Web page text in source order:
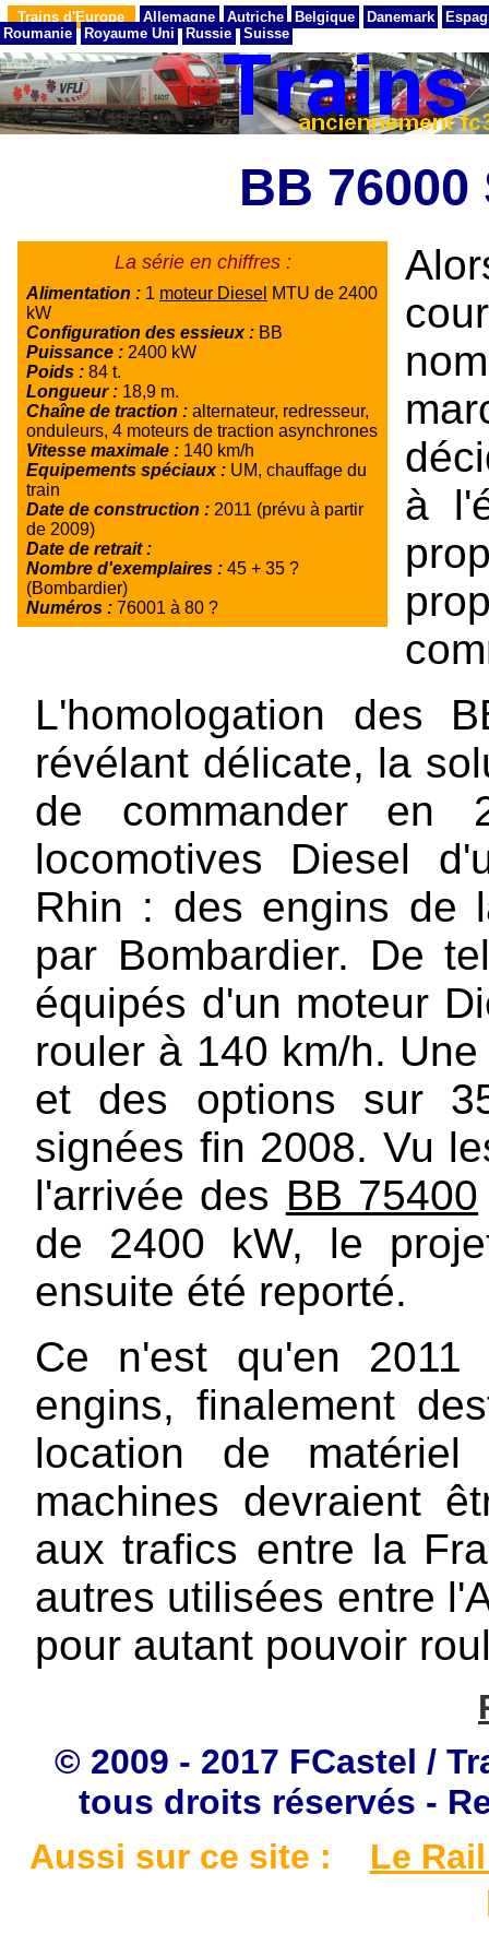
Trains d'Europe Allemagne Autriche Belgique Danemark
Roumanie
Royaume Uni Russie Suisse
BB 76000
La série en chiffres :
Alimentation : 1 moteur Diesel MTU de 2400
kW
Configuration des essieux : BB
Puissance : 2400 kW
Poids : 84 t.
Longueur : 18,9 m.
Chaîne de traction : alternateur, redresseur,
onduleurs, 4 moteurs de traction asynchrones
Vitesse maximale : 140 km/h
Equipements spéciaux : UM, chauffage du
train
Date de construction : 2011 (prévu à partir
de 2009)
Date de retrait :
Nombre d'exemplaires : 45 + 35 ?
(Bombardier)
Numéros : 76001 à 80 ?
à
L'homologation des
révélant délicate, la
de commander en
locomotives Diesel
Rhin : des engins de
par Bombardier. De
équipés d'un moteur
rouler à 140 km/h.
et des options sur
signées fin 2008. Vu
l'arrivée des BB 75400
de 2400 kW, le
ensuite été reporté.
Ce n'est qu'en 2011
engins, finalement
location de
machines devraient
aux trafics entre la
autres utilisées entre
pour autant pouvoir
© 2009 - 2017 FCastel /
tous droits réservés -
Aussi sur ce site :
Le